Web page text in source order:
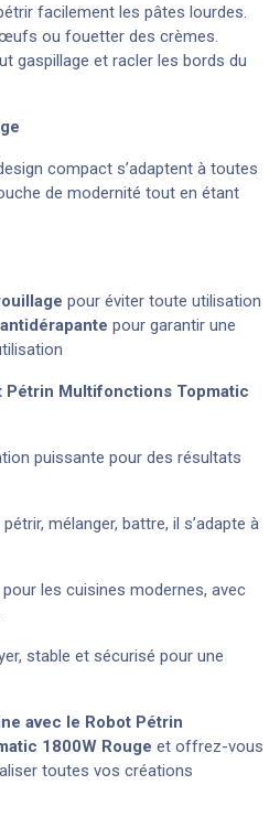
facilement les pâtes lourdes.
ou fouetter des crèmes.
gaspillage et racler les bords du
compact s’adaptent à toutes
de modernité tout en étant
pour éviter toute utilisation
pour garantir une
Pétrin Multifonctions Topmatic
puissante pour des résultats
mélanger, battre, il s’adapte à
les cuisines modernes, avec
stable et sécurisé pour une
avec le Robot Pétrin
1800W Rouge et offrez-vous
toutes vos créations